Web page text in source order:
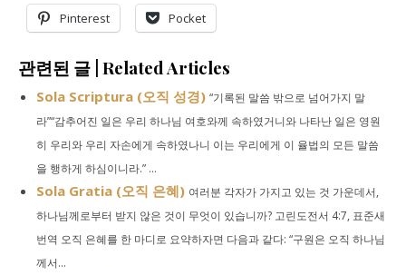
Pinterest Pocket
관련된 글 | Related Articles
Sola Scriptura (오직 성경) “기록된 말씀 밖으로 넘어가지 말
라”“감추어진 일은 우리 하나님 여호와께 속하였거니와 나타난 일은 영원
히 우리와 우리 자손에게 속하였나니 이는 우리에게 이 율법의 모든 말씀
을 행하게 하심이니라.” ...
Sola Gratia (오직 은혜) 여러분 각자가 가지고 있는 것 가운데서,
하나님께로부터 받지 않은 것이 무엇이 있습니까? 고린도전서 4:7, 표준새
번역 오직 은혜를 한 마디로 요약하자면 다음과 같다: “구원은 오직 하나님
께서...